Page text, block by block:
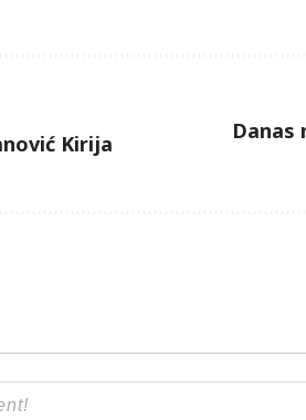
Kirija
Danas